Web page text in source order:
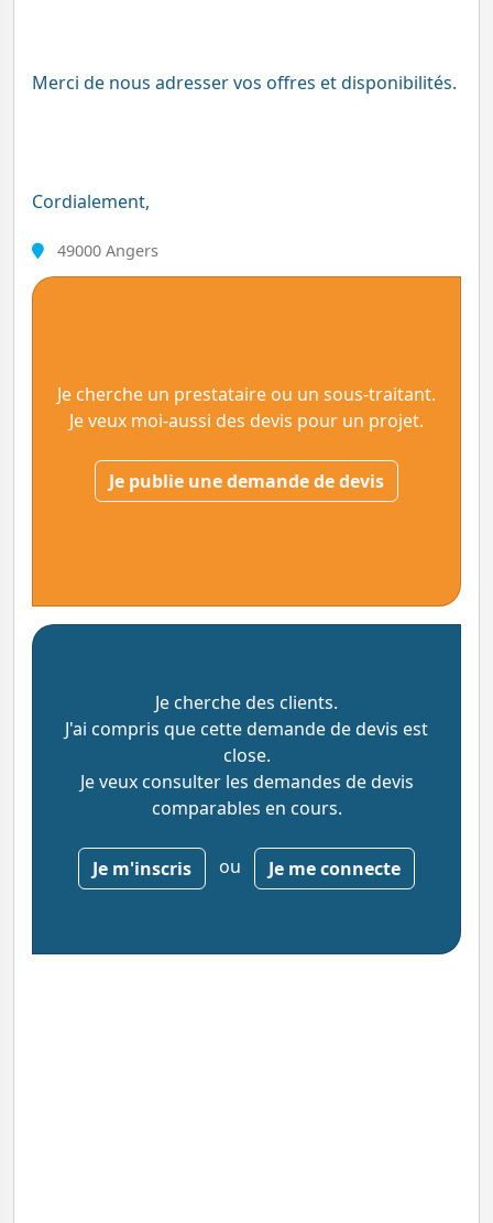
Merci de nous adresser vos offres et disponibilités.
Cordialement,
49000 Angers
Je cherche un prestataire ou un sous-traitant.
Je veux moi-aussi des devis pour un projet.
Je publie une demande de devis
Je cherche des clients.
J'ai compris que cette demande de devis est
close.
Je veux consulter les demandes de devis
comparables en cours.
Je m'inscris ou Je me connecte